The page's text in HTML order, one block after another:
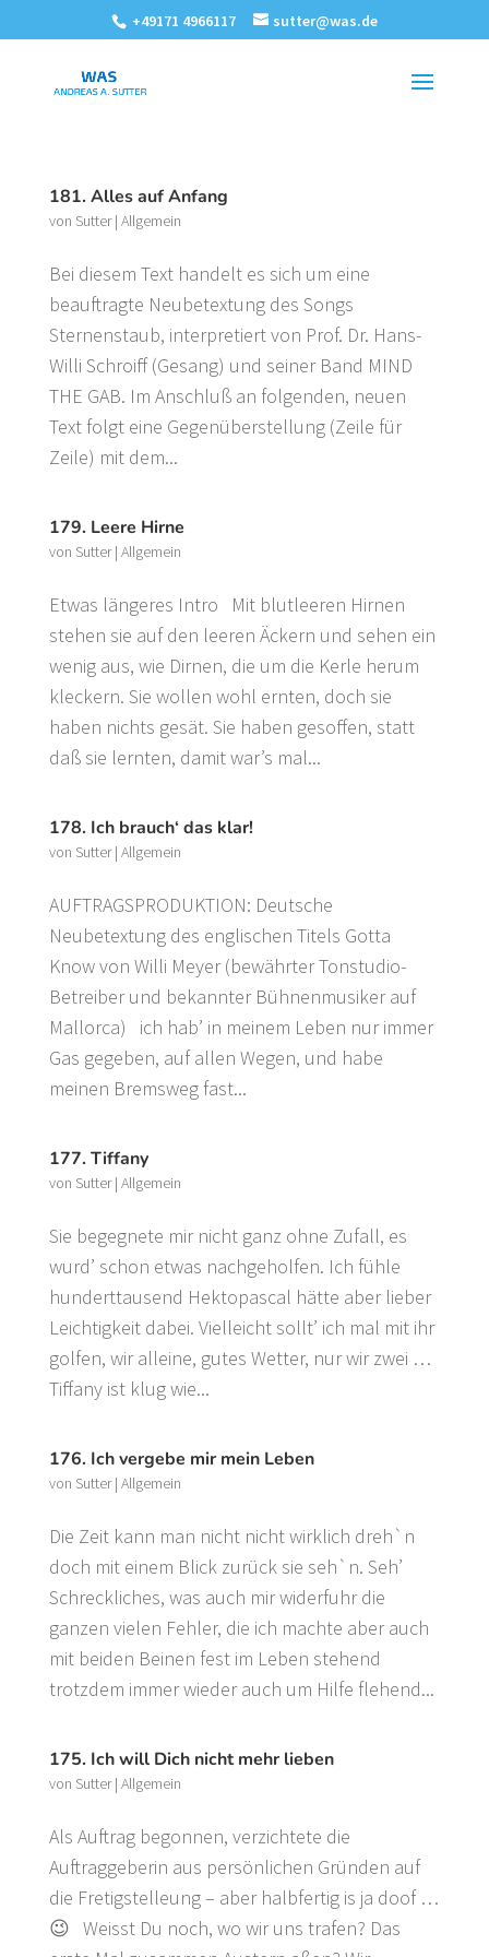
+49171 4966117 sutter@was.de
181. Alles auf Anfang
von Sutter| Allgemein
Bei diesem Text handelt es sich um eine
beauftragte Neubetextung des Songs
Sternenstaub, interpretiert von Prof. Dr. Hans-
Willi Schroiff (Gesang) und seiner Band MIND
THE GAB. Im Anschluß an folgenden, neuen
Text folgt eine Gegenüberstellung (Zeile für
Zeile) mit dem...
179. Leere Hirne
von Sutter| Allgemein
Etwas längeres Intro Mit blutleeren Hirnen
stehen sie auf den leeren Äckern und sehen ein
wenig aus, wie Dirnen, die um die Kerle herum
kleckern. Sie wollen wohl ernten, doch sie
haben nichts gesät. Sie haben gesoffen, statt
daß sie lernten, damit war’s mal...
178. Ich brauch‘ das klar!
von Sutter| Allgemein
AUFTRAGSPRODUKTION: Deutsche
Neubetextung des englischen Titels Gotta
Know von Willi Meyer (bewährter Tonstudio-
Betreiber und bekannter Bühnenmusiker auf
Mallorca) ich hab’ in meinem Leben nur immer
Gas gegeben, auf allen Wegen, und habe
meinen Bremsweg fast...
177. Tiffany
von Sutter| Allgemein
Sie begegnete mir nicht ganz ohne Zufall, es
wurd’ schon etwas nachgeholfen. Ich fühle
hunderttausend Hektopascal hätte aber lieber
Leichtigkeit dabei. Vielleicht sollt’ ich mal mit ihr
golfen, wir alleine, gutes Wetter, nur wir zwei …
Tiffany ist klug wie...
176. Ich vergebe mir mein Leben
von Sutter| Allgemein
Die Zeit kann man nicht nicht wirklich dreh`n
doch mit einem Blick zurück sie seh`n. Seh’
Schreckliches, was auch mir widerfuhr die
ganzen vielen Fehler, die ich machte aber auch
mit beiden Beinen fest im Leben stehend
trotzdem immer wieder auch um Hilfe flehend...
175. Ich will Dich nicht mehr lieben
von Sutter| Allgemein
Als Auftrag begonnen, verzichtete die
Auftraggeberin aus persönlichen Gründen auf
die Fretigstelleung – aber halbfertig is ja doof …
😉 Weisst Du noch, wo wir uns trafen? Das